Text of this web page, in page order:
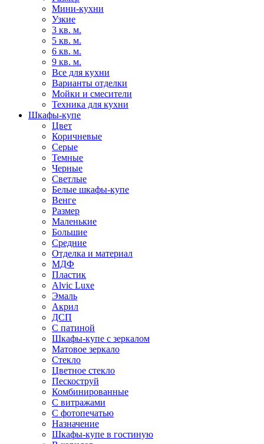
Мини-кухни
Узкие
3 кв. м.
5 кв. м.
6 кв. м.
9 кв. м.
Все для кухни
Варианты отделки
Мойки и смесители
Техника для кухни
Шкафы-купе
Цвет
Коричневые
Серые
Темные
Черные
Светлые
Белые шкафы-купе
Венге
Размер
Маленькие
Большие
Средние
Отделка и материал
МДФ
Пластик
Alvic Luxe
Эмаль
Акрил
ДСП
С патиной
Шкафы-купе с зеркалом
Матовое зеркало
Стекло
Цветное стекло
Пескоструй
Комбинированные
С витражами
С фотопечатью
Назначение
Шкафы-купе в гостиную